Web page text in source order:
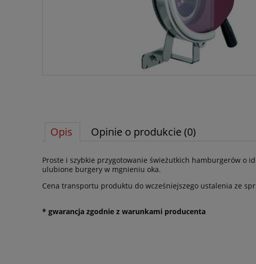
Opis Opinie o produkcie (0)
Proste i szybkie przygotowanie świeżutkich hamburgerów o
ulubione burgery w mgnieniu oka.
Cena transportu produktu do wcześniejszego ustalenia ze
* gwarancja zgodnie z warunkami producenta